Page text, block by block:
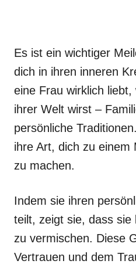
Es ist ein wichtiger
dich in ihren inneren
eine Frau wirklich liebt,
ihrer Welt wirst –
persönliche
ihre Art, dich zu einem
zu machen.
Indem sie ihren
teilt, zeigt sie, dass sie
zu vermischen. Diese
Vertrauen und dem